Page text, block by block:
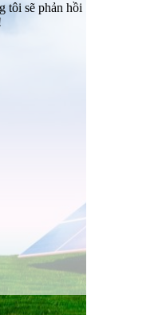
tôi sẽ phản hồi